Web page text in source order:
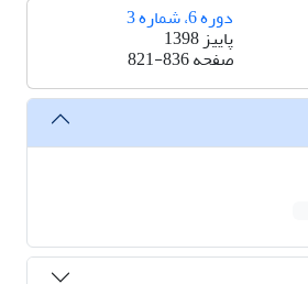
دوره 6، شماره 3
پاییز 1398
صفحه821-836